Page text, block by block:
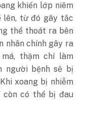
khiến lớp niêm
lên, từ đó gây tắc
thể thoát ra bên
nhân chính gây ra
thậm chí làm
người bệnh sẽ bị
xoang bị nhiễm
còn có thể bị đau